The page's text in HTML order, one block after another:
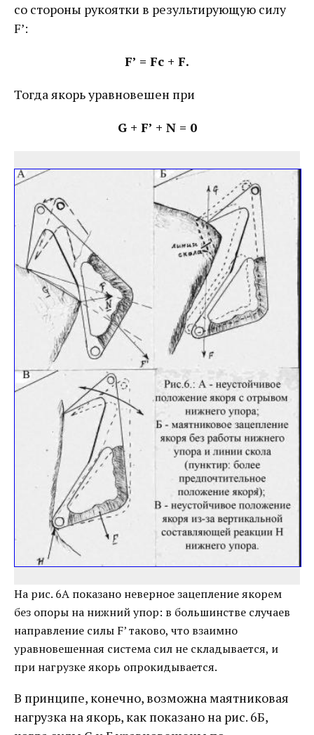
со стороны рукоятки в результирующую силу
F’:
F’ = Fc + F.
Тогда якорь уравновешен при
G + F’ + N = 0
На рис. 6А показано неверное зацепление якорем
без опоры на нижний упор: в большинстве случаев
направление силы F’ таково, что взаимно
уравновешенная система сил не складывается, и
при нагрузке якорь опрокидывается.
В принципе, конечно, возможна маятниковая
нагрузка на якорь, как показано на рис. 6Б,